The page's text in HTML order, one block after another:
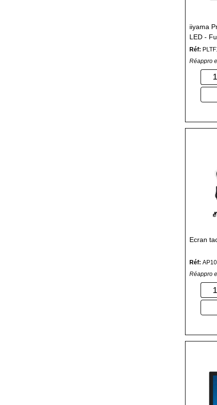
iiyama
LED -
Réf:
Réappro
Ecran
Réf:
Réappro